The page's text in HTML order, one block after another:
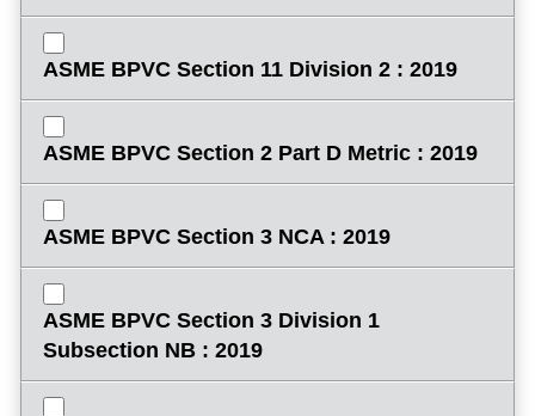
ASME BPVC Section 11 Division 2 : 2019
ASME BPVC Section 2 Part D Metric : 2019
ASME BPVC Section 3 NCA : 2019
ASME BPVC Section 3 Division 1
Subsection NB : 2019